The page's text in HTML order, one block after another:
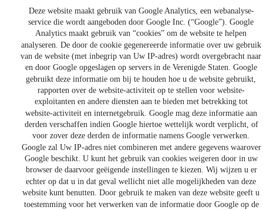
Deze website maakt gebruik van Google Analytics, een webanalyse-
service die wordt aangeboden door Google Inc. (“Google”). Google
Analytics maakt gebruik van “cookies” om de website te helpen
analyseren. De door de cookie gegenereerde informatie over uw gebruik
van de website (met inbegrip van Uw IP-adres) wordt overgebracht
en door Google opgeslagen op servers in de Verenigde Staten. Google
gebruikt deze informatie om bij te houden hoe u de website gebruikt,
rapporten over de website-activiteit op te stellen voor website-
exploitanten en andere diensten aan te bieden met betrekking tot
website-activiteit en internetgebruik. Google mag deze informatie aan
derden verschaffen indien Google hiertoe wettelijk wordt verplicht, of
voor zover deze derden de informatie namens Google verwerken.
Google zal Uw IP-adres niet combineren met andere gegevens waarover
Google beschikt. U kunt het gebruik van cookies weigeren door in uw
browser de daarvoor geëigende instellingen te kiezen. Wij wijzen u er
echter op dat u in dat geval wellicht niet alle mogelijkheden van deze
website kunt benutten. Door gebruik te maken van deze website geeft u
toestemming voor het verwerken van de informatie door Google op de